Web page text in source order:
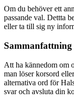
Om du behöver ett
passande val. Dettta
eller ta till sig ny
Sammanfattning
Att ha kännedom om
man löser korsord
alternativa ord för
svar och avsluta din